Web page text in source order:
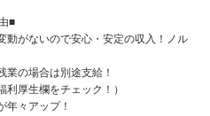
由■
動がないので安心・安定の収入！ノル
の場合は別途支給！
厚生欄をチェック！）
々アップ！